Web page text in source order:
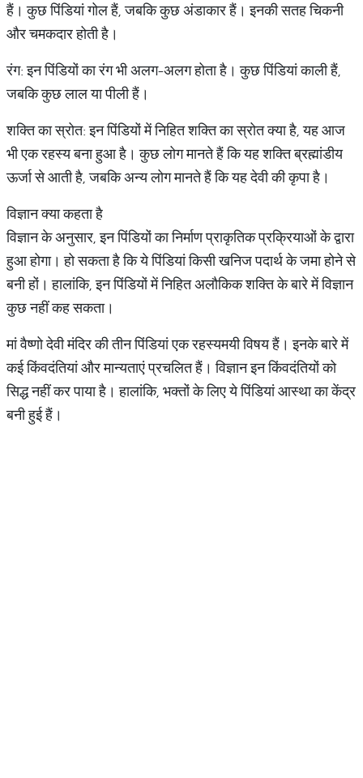
हैं। कुछ पिंडियां गोल हैं, जबकि कुछ अंडाकार हैं। इनकी सतह चिकनी
और चमकदार होती है।
रंग: इन पिंडियों का रंग भी अलग-अलग होता है। कुछ पिंडियां काली हैं,
जबकि कुछ लाल या पीली हैं।
शक्ति का स्रोत: इन पिंडियों में निहित शक्ति का स्रोत क्या है, यह आज
भी एक रहस्य बना हुआ है। कुछ लोग मानते हैं कि यह शक्ति ब्रह्मांडीय
ऊर्जा से आती है, जबकि अन्य लोग मानते हैं कि यह देवी की कृपा है।
विज्ञान क्या कहता है
विज्ञान के अनुसार, इन पिंडियों का निर्माण प्राकृतिक प्रक्रियाओं के द्वारा
हुआ होगा। हो सकता है कि ये पिंडियां किसी खनिज पदार्थ के जमा होने से
बनी हों। हालांकि, इन पिंडियों में निहित अलौकिक शक्ति के बारे में विज्ञान
कुछ नहीं कह सकता।
मां वैष्णो देवी मंदिर की तीन पिंडियां एक रहस्यमयी विषय हैं। इनके बारे में
कई किंवदंतियां और मान्यताएं प्रचलित हैं। विज्ञान इन किंवदंतियों को
सिद्ध नहीं कर पाया है। हालांकि, भक्तों के लिए ये पिंडियां आस्था का केंद्र
बनी हुई हैं।